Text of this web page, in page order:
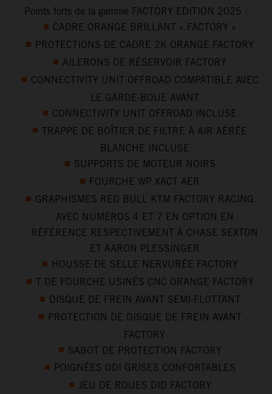
Points forts de la gamme FACTORY EDITION 2025 :
CADRE ORANGE BRILLANT « FACTORY »
PROTECTIONS DE CADRE 2K ORANGE FACTORY
AILERONS DE RÉSERVOIR FACTORY
CONNECTIVITY UNIT OFFROAD COMPATIBLE AVEC
LE GARDE-BOUE AVANT
CONNECTIVITY UNIT OFFROAD INCLUSE
TRAPPE DE BOÎTIER DE FILTRE À AIR AÉRÉE
BLANCHE INCLUSE
SUPPORTS DE MOTEUR NOIRS
FOURCHE WP XACT AER
GRAPHISMES RED BULL KTM FACTORY RACING
AVEC NUMÉROS 4 ET 7 EN OPTION EN
RÉFÉRENCE RESPECTIVEMENT À CHASE SEXTON
ET AARON PLESSINGER
HOUSSE DE SELLE NERVURÉE FACTORY
T DE FOURCHE USINÉS CNC ORANGE FACTORY
DISQUE DE FREIN AVANT SEMI-FLOTTANT
PROTECTION DE DISQUE DE FREIN AVANT
FACTORY
SABOT DE PROTECTION FACTORY
POIGNÉES ODI GRISES CONFORTABLES
JEU DE ROUES DID FACTORY